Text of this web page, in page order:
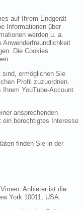
auf Ihrem Endgerät
Informationen über
werden u. a.
Die Cookies
sind, ermöglichen Sie
Profil zuzuordnen.
YouTube-Account
ansprechenden
ein berechtigtes Interesse
finden Sie in der
Anbieter ist die
York 10011, USA.